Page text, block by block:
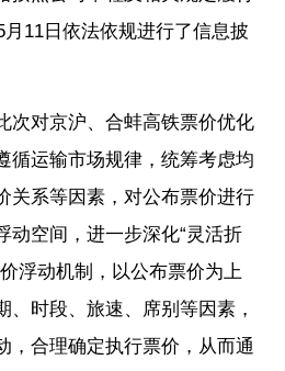
11日依法依规进行了信息披
次对京沪、合蚌高铁票价优化
循运输市场规律，统筹考虑均
关系等因素，对公布票价进行
动空间，进一步深化“灵活折
浮动机制，以公布票价为上
、时段、旅速、席别等因素，
，合理确定执行票价，从而通